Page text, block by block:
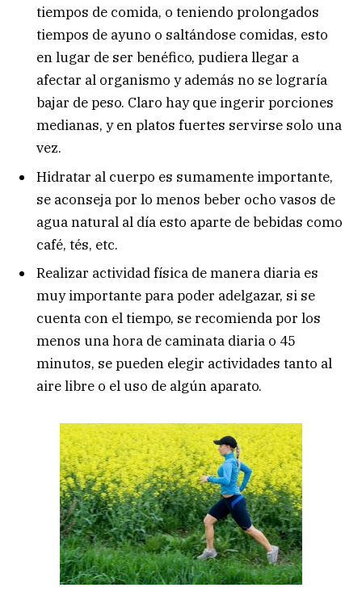
tiempos de comida, o teniendo prolongados
tiempos de ayuno o saltándose comidas, esto
en lugar de ser benéfico, pudiera llegar a
afectar al organismo y además no se lograría
bajar de peso. Claro hay que ingerir porciones
medianas, y en platos fuertes servirse solo una
vez.
Hidratar al cuerpo es sumamente importante,
se aconseja por lo menos beber ocho vasos de
agua natural al día esto aparte de bebidas como
café, tés, etc.
Realizar actividad física de manera diaria es
muy importante para poder adelgazar, si se
cuenta con el tiempo, se recomienda por los
menos una hora de caminata diaria o 45
minutos, se pueden elegir actividades tanto al
aire libre o el uso de algún aparato.